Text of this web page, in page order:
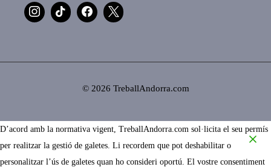
© 2026 TreballAndorra.com
D’acord amb la normativa vigent, TreballAndorra.com sol·licita el seu permís
per realitzar la gestió de galetes. Li recordem que pot deshabilitar o
personalitzar l’ús de galetes quan ho consideri oportú. El vostre consentiment